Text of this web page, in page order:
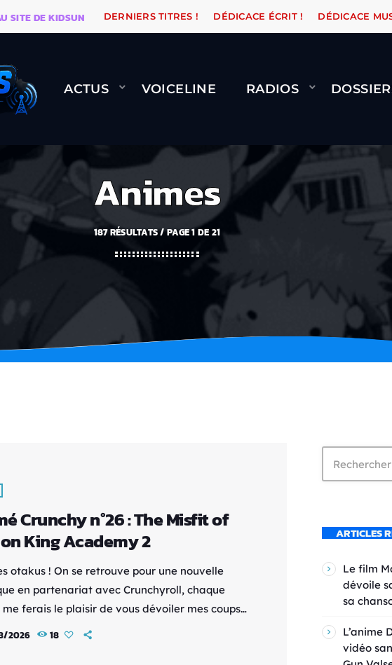
DE KIDSUNE WARÉTRO ORANGE ROAD QUI PASSE, ÇA LE FAIT !
DERNIERS TITRES ! DÉDICACE ÉCRIT ! DÉDICACE
ACTUS VOICELINE RADIOS
Animes
187 RÉSULTATS / PAGE 1 DE 21
Crunchy n°26 : The Misfit of
King Academy 2
otakus ! On se retrouve pour une nouvelle
en partenariat avec Crunchyroll, chaque
me ferais le plaisir de vous dévoiler mes coups
disponibles sur la plateforme. Synopsis : Anos
2026 18
ARTICLES
Le film
dévoile
sa
L’anime
vidéo